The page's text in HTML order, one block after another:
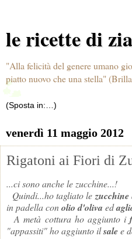
le ricette di
"Alla felicità del genere umano
piatto nuovo che una stella"
venerdì 11 maggio 2012
Rigatoni ai Fiori di
...ci sono anche le zucchine...!
Quindi...ho tagliato le zucchine
in padella conolio d'oliva ed
A metà cottura ho aggiunto i
"appassiti" ho aggiunto ilsalee